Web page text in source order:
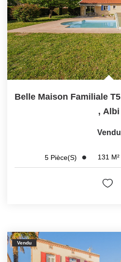
, Albi
Vendu
5 Pièce(s) 131 M²
Vendu